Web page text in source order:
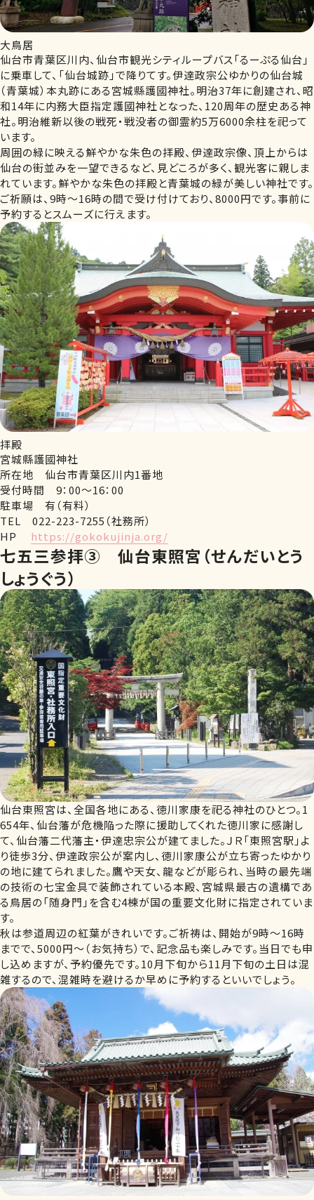
大鳥居
仙台市青葉区川内、仙台市観光シティループバス「るーぷる仙台」
に乗車して、「仙台城跡」で降りてす。伊達政宗公ゆかりの仙台城
（青葉城）本丸跡にある宮城縣護國神社。明治37年に創建され、昭
和14年に内務大臣指定護國神社となった、120周年の歴史ある神
社。明治維新以後の戦死・戦没者の御霊約5万6000余柱を祀って
います。
周囲の緑に映える鮮やかな朱色の拝殿、伊達政宗像、頂上からは
仙台の街並みを一望できるなど、見どころが多く、観光客に親しま
れています。鮮やかな朱色の拝殿と青葉城の緑が美しい神社です。
ご祈願は、9時～16時の間で受け付けており、8000円です。事前に
予約するとスムーズに行えます。
拝殿
宮城縣護國神社
所在地 仙台市青葉区川内1番地
受付時間 9：00～16：00
駐車場 有（有料）
TEL 022-223-7255（社務所）
HP https://gokokujinja.org/
七五三参拝③ 仙台東照宮（せんだいとう
しょうぐう）
仙台東照宮は、全国各地にある、徳川家康を祀る神社のひとつ。1
654年、仙台藩が危機陥った際に援助してくれた徳川家に感謝し
て、仙台藩二代藩主・伊達忠宗公が建てました。ＪＲ「東照宮駅」よ
り徒歩3分、伊達政宗公が案内し、徳川家康公が立ち寄ったゆかり
の地に建てられました。鷹や天女、龍などが彫られ、当時の最先端
の技術の七宝金具で装飾されている本殿、宮城県最古の遺構であ
る鳥居の「随身門」を含む4棟が国の重要文化財に指定されていま
す。
秋は参道周辺の紅葉がきれいです。ご祈祷は、開始が9時～16時
までで、5000円～（お気持ち）で、記念品も楽しみです。当日でも申
し込めますが、予約優先です。10月下旬から11月下旬の土日は混
雑するので、混雑時を避けるか早めに予約するといいでしょう。